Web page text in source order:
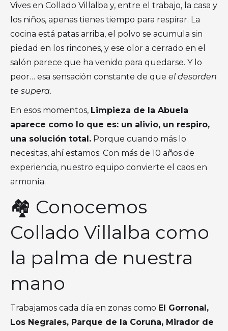
Vives en Collado Villalba y, entre el trabajo, la casa y
los niños, apenas tienes tiempo para respirar. La
cocina está patas arriba, el polvo se acumula sin
piedad en los rincones, y ese olor a cerrado en el
salón parece que ha venido para quedarse. Y lo
peor… esa sensación constante de que el desorden
te supera.
En esos momentos, Limpieza de la Abuela
aparece como lo que es: un alivio, un respiro,
una solución total. Porque cuando más lo
necesitas, ahí estamos. Con más de 10 años de
experiencia, nuestro equipo convierte el caos en
armonía.
🏘 Conocemos
Collado Villalba como
la palma de nuestra
mano
Trabajamos cada día en zonas como El Gorronal,
Los Negrales, Parque de la Coruña, Mirador de